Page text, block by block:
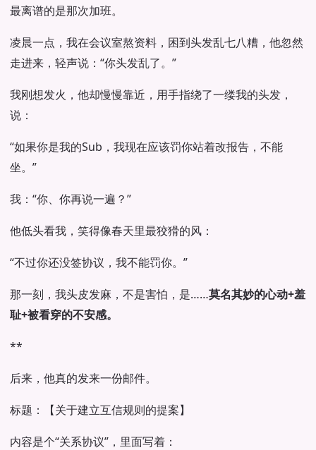
最离谱的是那次加班。
凌晨一点，我在会议室熬资料，困到头发乱七八糟，他忽然
走进来，轻声说：“你头发乱了。”
我刚想发火，他却慢慢靠近，用手指绕了一缕我的头发，
说：
“如果你是我的Sub，我现在应该罚你站着改报告，不能
坐。”
我：“你、你再说一遍？”
他低头看我，笑得像春天里最狡猾的风：
“不过你还没签协议，我不能罚你。”
那一刻，我头皮发麻，不是害怕，是……莫名其妙的心动+羞
耻+被看穿的不安感。
**
后来，他真的发来一份邮件。
标题：【关于建立互信规则的提案】
内容是个“关系协议”，里面写着：